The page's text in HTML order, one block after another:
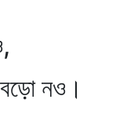
নও।